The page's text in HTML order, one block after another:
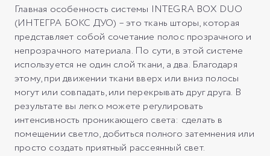
Главная особенность системы INTEGRA BOX DUO
(ИНТЕГРА БОКС ДУО) – это ткань шторы, которая
представляет собой сочетание полос прозрачного и
непрозрачного материала. По сути, в этой системе
используется не один слой ткани, а два. Благодаря
этому, при движении ткани вверх или вниз полосы
могут или совпадать, или перекрывать друг друга. В
результате вы легко можете регулировать
интенсивность проникающего света: сделать в
помещении светло, добиться полного затемнения или
просто создать приятный рассеянный свет.